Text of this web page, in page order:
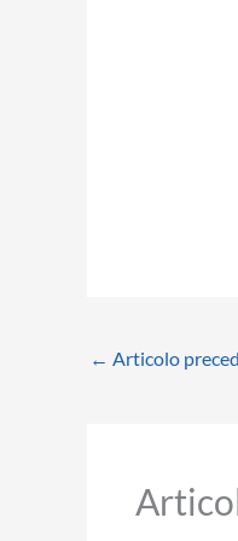
← Articolo